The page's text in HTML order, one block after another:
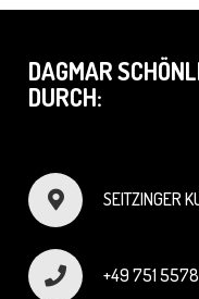
DAGMAR
DURCH:
SEITZINGER
+49 751